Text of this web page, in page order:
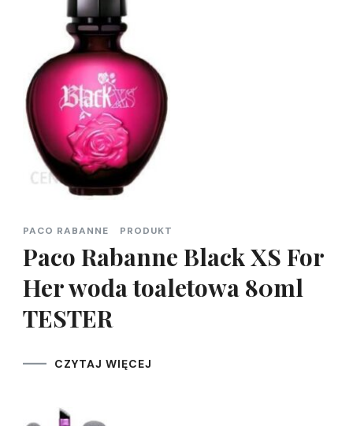
PACO RABANNE PRODUKT
Paco Rabanne Black XS For
Her woda toaletowa 80ml
TESTER
CZYTAJ WIĘCEJ